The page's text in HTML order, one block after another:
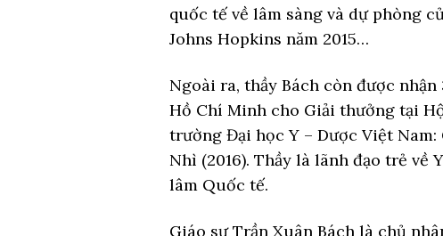
quốc tế về lâm sàng và dự phòng
Johns Hopkins năm 2015…
Ngoài ra, thầy Bách còn được
Hồ Chí Minh cho Giải thưởng tại
trường Đại học Y – Dược Việt Nam:
Nhì (2016). Thầy là lãnh đạo trẻ về
lâm Quốc tế.
Giáo sư Trần Xuân Bách là chủ